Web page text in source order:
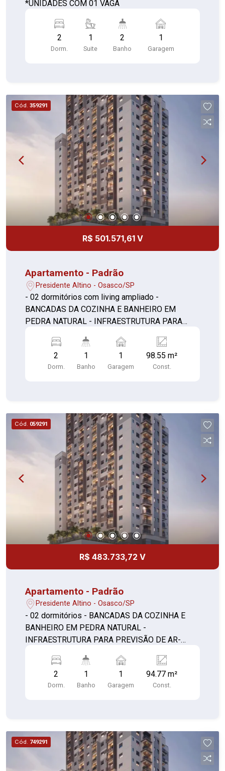
*UNIDADES COM 01 VAGA
2
Dorm.
1
Suite
2
Banho
1
Garagem
Cód. 359291
R$ 501.571,61 V
Apartamento - Padrão
Presidente Altino - Osasco/SP
- 02 dormitórios com living ampliado -
BANCADAS DA COZINHA E BANHEIRO EM
PEDRA NATURAL - INFRAESTRUTURA PARA
DORMITÓRIOS E SALA (1) - SALA E TERRAÇO
NIVELADOS - CAIXILHO COM PERSIANA DE
ENROLAR EM TODOS OS DORMITÓRIOS -
2
Dorm.
1
Banho
1
Garagem
98.55 m²
Const.
Cód. 059291
R$ 483.733,72 V
Apartamento - Padrão
Presidente Altino - Osasco/SP
- 02 dormitórios - BANCADAS DA COZINHA E
BANHEIRO EM PEDRA NATURAL -
INFRAESTRUTURA PARA PREVISÃO DE AR-
- SALA E TERRAÇO NIVELADOS - CAIXILHO
COM PERSIANA DE ENROLAR EM TODOS OS
DORMITÓRIOS - CAIXILHARIA DA SALA DE
2
Dorm.
1
Banho
1
Garagem
94.77 m²
Const.
Cód. 749291